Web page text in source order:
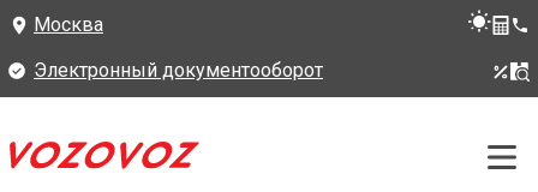
Москва
Электронный документооборот